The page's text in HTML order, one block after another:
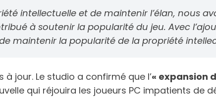
intellectuelle et de maintenir l’élan, nous
à soutenir la popularité du jeu. Avec
maintenir la popularité de la propriété
jour. Le studio a confirmé que l’« expansion
qui réjouira les joueurs PC impatients de